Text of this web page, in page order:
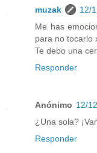
muzak
12/
Me has
para no tocarlo
Te debo una
Responder
Anónimo 12/
¿Una sola?
Responder